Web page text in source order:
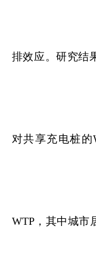
排效应。研究结
对共享充电桩的
WTP，其中城市